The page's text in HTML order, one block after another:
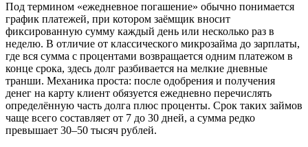
Под термином «ежедневное погашение» обычно понимается
график платежей, при котором заёмщик вносит
фиксированную сумму каждый день или несколько раз в
неделю. В отличие от классического микрозайма до зарплаты,
где вся сумма с процентами возвращается одним платежом в
конце срока, здесь долг разбивается на мелкие дневные
транши. Механика проста: после одобрения и получения
денег на карту клиент обязуется ежедневно перечислять
определённую часть долга плюс проценты. Срок таких займов
чаще всего составляет от 7 до 30 дней, а сумма редко
превышает 30–50 тысяч рублей.